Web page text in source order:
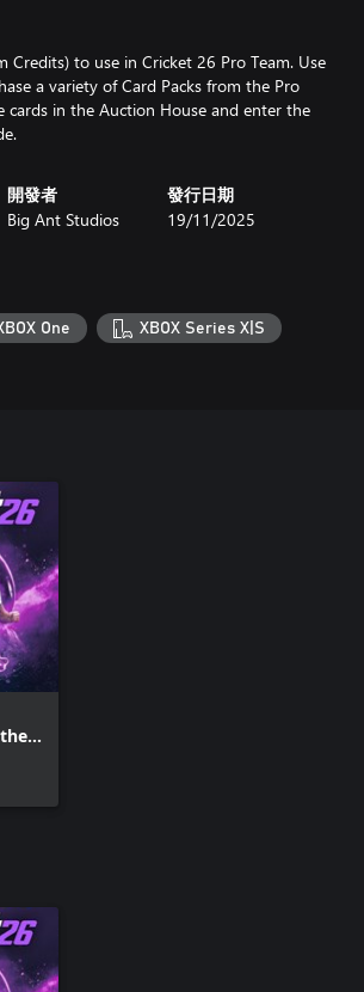
Credits) to use in Cricket 26 Pro Team. Use
a variety of Card Packs from the Pro
cards in the Auction House and enter the
開發者
Big Ant Studios
發行日期
19/11/2025
One XBOX Series X|S